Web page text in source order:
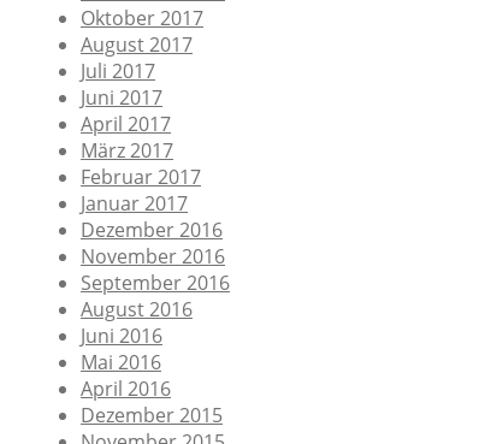
Oktober 2017
August 2017
Juli 2017
Juni 2017
April 2017
März 2017
Februar 2017
Januar 2017
Dezember 2016
November 2016
September 2016
August 2016
Juni 2016
Mai 2016
April 2016
Dezember 2015